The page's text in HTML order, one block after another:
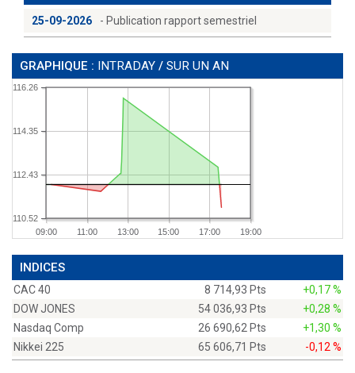
25-09-2026 - Publication rapport semestriel
GRAPHIQUE : INTRADAY / SUR UN AN
09:00 11:00 13:00 15:00 17:00 19:00
110.52
112.43
114.35
116.26
INDICES
CAC 40 8 714,93 Pts
+0,17 %
DOW JONES
54 036,93 Pts
+0,28 %
Nasdaq Comp
26 690,62 Pts
+1,30 %
Nikkei 225
65 606,71 Pts -0,12 %